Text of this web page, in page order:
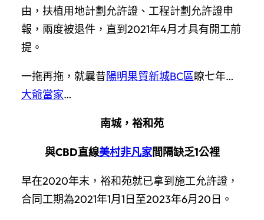
由，扶植用地計劃允許證、工程計劃允許證申
報，兩度被退件，直到2021年4月才具有開工前
提。
一拖再拖，就曩昔陽明果貿新城BC區瞭七年…
大爺當家…
南城，裕和苑
與CBD直線美村非凡家間隔缺乏1公裡
早在2020年末，裕和苑就已拿到施工允許證，
合同工期為2021年1月1日至2023年6月20日。